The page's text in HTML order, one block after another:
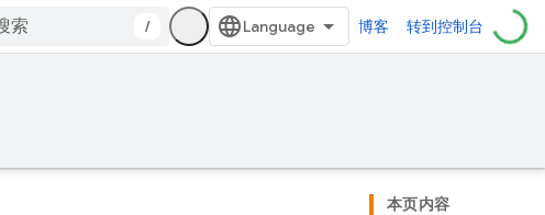
/ 博客 转到控制台
本页内容